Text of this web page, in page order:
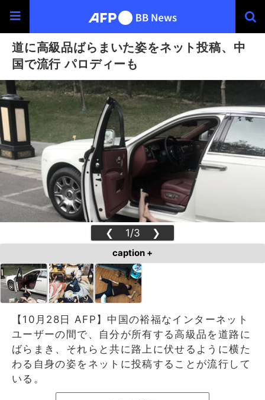
道に高級品ばらまいた姿をネット投稿、中
国で流行 パロディーも
❮ 1/3 ❯
caption +
【10月28日 AFP】中国の裕福なインターネット
ユーザーの間で、自分が所有する高級品を道路に
ばらまき、それらと共に路上に伏せるように横た
わる自身の姿をネットに投稿することが流行して
いる。